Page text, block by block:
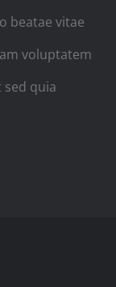
beatae vitae
voluptatem
quia